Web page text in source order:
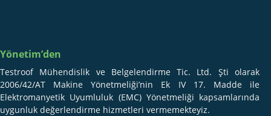
Yönetim’den
Testroof Mühendislik ve Belgelendirme Tic. Ltd. Şti olarak
2006/42/AT Makine Yönetmeliği’nin Ek IV 17. Madde ile
Elektromanyetik Uyumluluk (EMC) Yönetmeliği kapsamlarında
uygunluk değerlendirme hizmetleri vermemekteyiz.